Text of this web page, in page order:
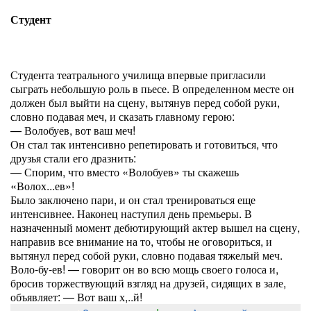
Студент
Студента театрального училища впервые пригласили
сыграть небольшую роль в пьесе. В определенном месте он
должен был выйти на сцену, вытянув перед собой руки,
словно подавая меч, и сказать главному герою:
— Волобуев, вот ваш меч!
Он стал так интенсивно репетировать и готовиться, что
друзья стали его дразнить:
— Спорим, что вместо «Волобуев» ты скажешь
«Волох...ев»!
Было заключено пари, и он стал тренироваться еще
интенсивнее. Наконец наступил день премьеры. В
назначенный момент дебютирующий актер вышел на сцену,
направив все внимание на то, чтобы не оговориться, и
вытянул перед собой руки, словно подавая тяжелый меч.
Воло-бу-ев! — говорит он во всю мощь своего голоса и,
бросив торжествующий взгляд на друзей, сидящих в зале,
объявляет: — Вот ваш х,..й!